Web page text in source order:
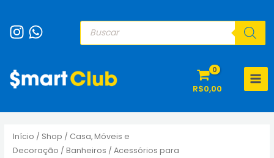
para
Pesquisar
produtos
R$0,00
Início / Shop / Casa, Móveis e
Decoração /Banheiros /Acessórios para